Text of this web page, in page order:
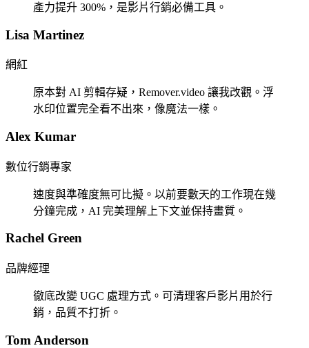
產力提升 300%，是影片行銷必備工具。
Lisa Martinez
網紅
原本對 AI 剪輯存疑，Remover.video 讓我改觀。浮
水印位置完全看不出來，像魔法一樣。
Alex Kumar
數位行銷專家
速度與準確度無可比擬。以前要數天的工作現在幾
分鐘完成，AI 完美理解上下文並保持畫質。
Rachel Green
品牌經理
徹底改變 UGC 處理方式。可清理客戶影片用於行
銷，品質不打折。
Tom Anderson